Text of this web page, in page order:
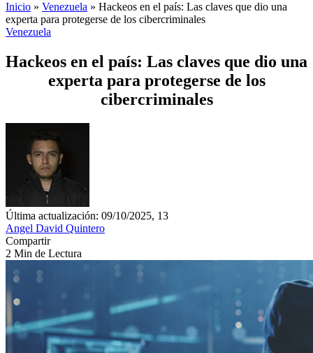
Inicio » Venezuela » Hackeos en el país: Las claves que dio una
experta para protegerse de los cibercriminales
Venezuela
Hackeos en el país: Las claves que dio una
experta para protegerse de los
cibercriminales
Última actualización: 09/10/2025, 13
Angel David Quintero
Compartir
2 Min de Lectura